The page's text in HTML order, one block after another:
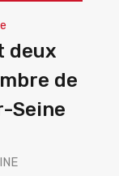
deux
de
Seine